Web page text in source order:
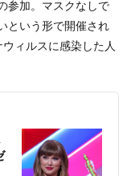
参加。マスクなしで
という形で開催され
ィルスに感染した人